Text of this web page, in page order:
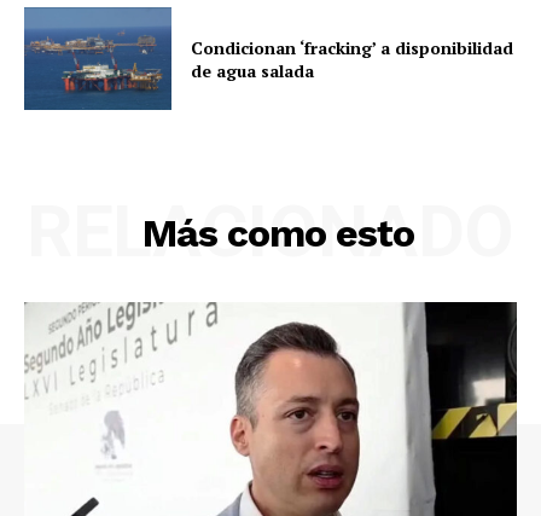
Condicionan ‘fracking’ a disponibilidad
de agua salada
Más como esto
RELACIONADO